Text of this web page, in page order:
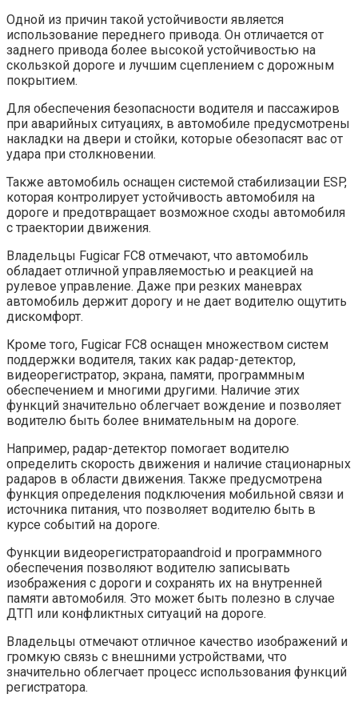
Одной из причин такой устойчивости является
использование переднего привода. Он отличается от
заднего привода более высокой устойчивостью на
скользкой дороге и лучшим сцеплением с дорожным
покрытием.
Для обеспечения безопасности водителя и пассажиров
при аварийных ситуациях, в автомобиле предусмотрены
накладки на двери и стойки, которые обезопасят вас от
удара при столкновении.
Также автомобиль оснащен системой стабилизации ESP,
которая контролирует устойчивость автомобиля на
дороге и предотвращает возможное сходы автомобиля
с траектории движения.
Владельцы Fugicar FC8 отмечают, что автомобиль
обладает отличной управляемостью и реакцией на
рулевое управление. Даже при резких маневрах
автомобиль держит дорогу и не дает водителю ощутить
дискомфорт.
Кроме того, Fugicar FC8 оснащен множеством систем
поддержки водителя, таких как радар-детектор,
видеорегистратор, экрана, памяти, программным
обеспечением и многими другими. Наличие этих
функций значительно облегчает вождение и позволяет
водителю быть более внимательным на дороге.
Например, радар-детектор помогает водителю
определить скорость движения и наличие стационарных
радаров в области движения. Также предусмотрена
функция определения подключения мобильной связи и
источника питания, что позволяет водителю быть в
курсе событий на дороге.
Функции видеорегистратораandroid и программного
обеспечения позволяют водителю записывать
изображения с дороги и сохранять их на внутренней
памяти автомобиля. Это может быть полезно в случае
ДТП или конфликтных ситуаций на дороге.
Владельцы отмечают отличное качество изображений и
громкую связь с внешними устройствами, что
значительно облегчает процесс использования функций
регистратора.